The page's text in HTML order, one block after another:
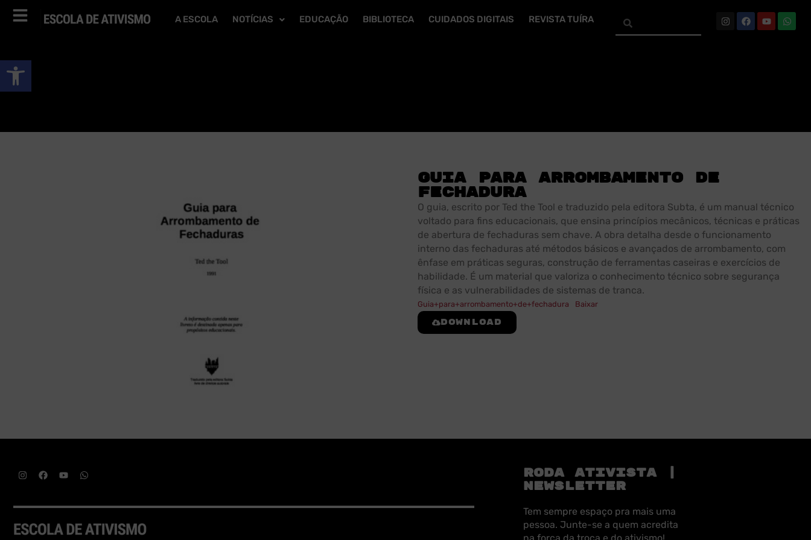
Abrir a barra de ferramentas
A ESCOLA NOTÍCIAS EDUCAÇÃO BIBLIOTECA CUIDADOS DIGITAIS REVISTA TUÍRA
Guia para Arrombamento de
Fechadura
O guia, escrito por Ted the Tool e traduzido pela editora Subta, é um manual técnico
voltado para fins educacionais, que ensina princípios mecânicos, técnicas e práticas
de abertura de fechaduras sem chave. A obra detalha desde o funcionamento
interno das fechaduras até métodos básicos e avançados de arrombamento, com
ênfase em práticas seguras, construção de ferramentas caseiras e exercícios de
habilidade. É um material que valoriza o conhecimento técnico sobre segurança
física e as vulnerabilidades de sistemas de tranca​.
Guia+para+arrombamento+de+fechadura Baixar
Download
RODA ATIVISTA |
NEWSLETTER
Tem sempre espaço pra mais uma
pessoa. Junte-se a quem acredita
na força da troca e do ativismo!